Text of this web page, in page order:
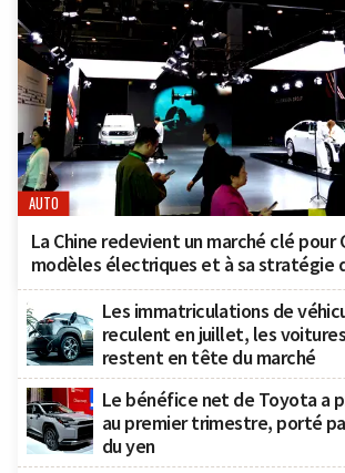
AUTO
La Chine redevient un marché clé pour
modèles électriques et à sa stratégie
Les immatriculations de
reculent en juillet, les
restent en tête du marché
Le bénéfice net de Toyota a
au premier trimestre, porté
du yen